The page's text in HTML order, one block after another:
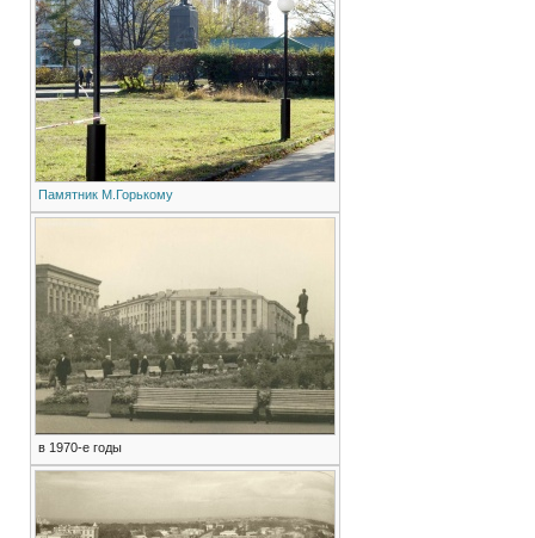
Памятник М.Горькому
в 1970-е годы